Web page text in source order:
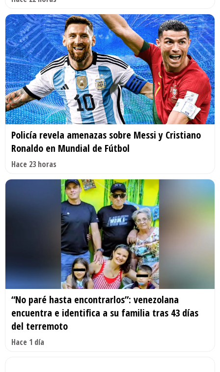
Policía revela amenazas sobre Messi y Cristiano
Ronaldo en Mundial de Fútbol
Hace 23 horas
“No paré hasta encontrarlos”: venezolana
encuentra e identifica a su familia tras 43 días
del terremoto
Hace 1 día